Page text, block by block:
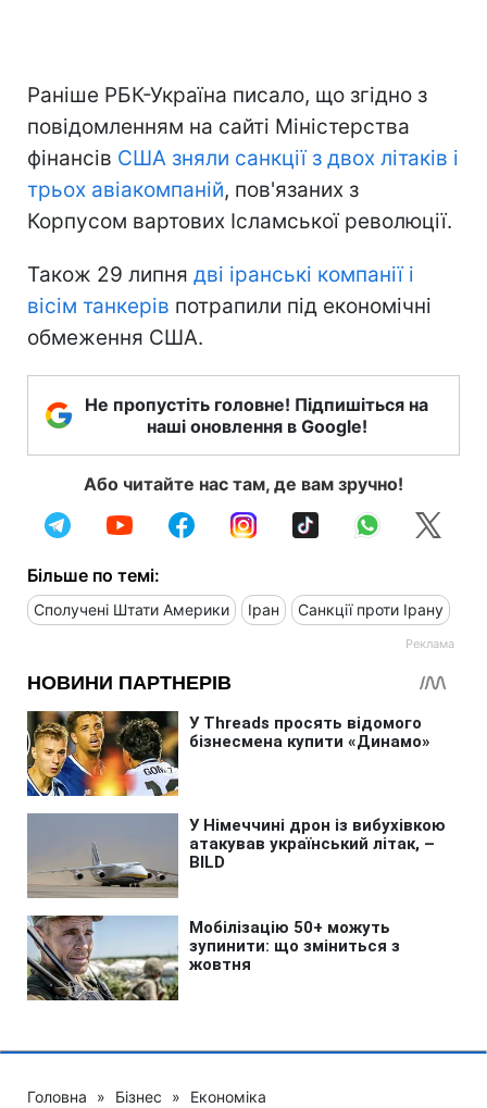
Раніше РБК-Україна писало, що згідно з
повідомленням на сайті Міністерства
фінансів США зняли санкції з двох літаків і
трьох авіакомпаній, пов'язаних з
Корпусом вартових Ісламської революції.
Також 29 липня дві іранські компанії і
вісім танкерів потрапили під економічні
обмеження США.
Не пропустіть головне! Підпишіться на
наші оновлення в Google!
Або читайте нас там, де вам зручно!
Більше по темі:
Сполучені Штати Америки Іран Санкції проти Ірану
Головна » Бізнес » Економіка